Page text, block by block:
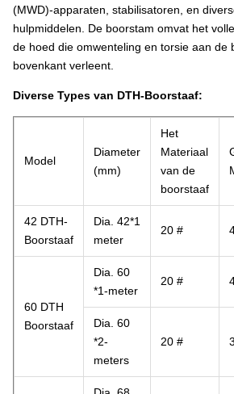
(MWD)-apparaten, stabilisatoren, en
hulpmiddelen. De boorstam omvat het
de hoed die omwenteling en torsie aan de
bovenkant verleent.
Diverse Types van DTH-Boorstaaf:
Model
Diameter
(mm)
Het
Materiaal
van de
boorstaaf
42 DTH-
Boorstaaf
Dia. 42*1
meter
20 #
60 DTH
Boorstaaf
Dia. 60
*1-meter
20 #
Dia. 60
*2-
meters
20 #